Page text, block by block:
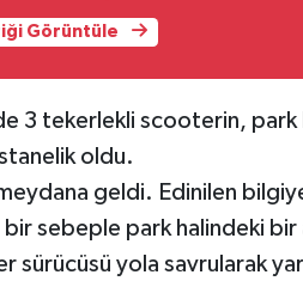
Görüntüle
3 tekerlekli scooterin, park
oldu.
geldi. Edinilen
sebeple park halindeki bir
sürücüsü yola savrularak